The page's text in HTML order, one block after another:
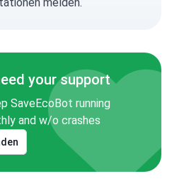
your support
SaveEcoBot running
and w/o crashes